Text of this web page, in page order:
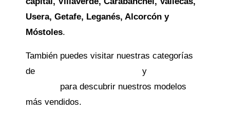
Usera, Getafe, Leganés, Alcorcón y
Móstoles.
También puedes visitar nuestras categorías
de
y
para descubrir nuestros modelos
más vendidos.